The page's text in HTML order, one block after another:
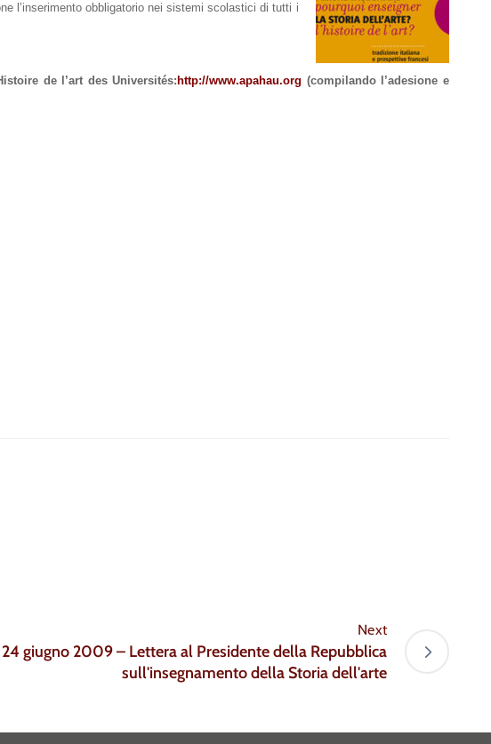
l’inserimento obbligatorio nei sistemi scolastici di tutti i
de l’art des Universités: http://www.apahau.org (compilando l’adesione e
Next
24 giugno 2009 – Lettera al Presidente della Repubblica
sull'insegnamento della Storia dell'arte